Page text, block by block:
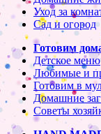
Уход за
Сад и огород
Готовим
Детское меню
Любимые и
Готовим в
Домашние
Советы